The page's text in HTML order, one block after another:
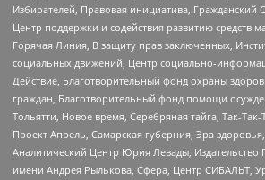
Избирателей, Правовая инициатива, Гражданский
Центр поддержки и содействия развитию средств
Горячая Линия, В защиту прав заключенных,
социальных движений, Центр социально-
Действие, Благотворительный фонд охраны
граждан, Благотворительный фонд помощи
Тольятти, Новое время, Серебряная тайга, Так-
Проект Апрель, Самарская губерния, Эра
Аналитический Центр Юрия Левады, Издательство
имени Андрея Рылькова, Сфера, Центр СИБАЛЬТ,